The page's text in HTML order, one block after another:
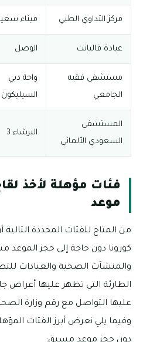
مركز التداوي الطبي ميناء
عيادة قاليانت الوصل
مستشفى فقيه
الجامعي
واحة دبي
السيليكون
المستشفى
السعودي الألماني
البرشاء 3
فئات مؤهلة لأخذ
موعد
من المتاح للفئات المحددة
كورونا دون حاجة إلى حجز الموعد
والمنشآت الصحية والعيادات
الطارئة التي تظهر عليها أعراض
وفيما يلي نعرض أبرز الفئات